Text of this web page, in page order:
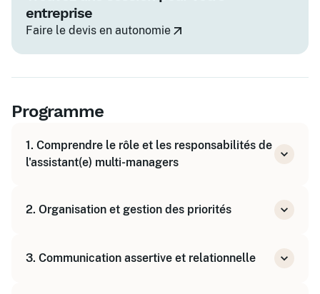
entreprise
Faire le devis en autonomie
Programme
1. Comprendre le rôle et les responsabilités de
l'assistant(e) multi-managers
Identification des enjeux managériaux
2. Organisation et gestion des priorités
Techniques de priorisation
3. Communication assertive et relationnelle